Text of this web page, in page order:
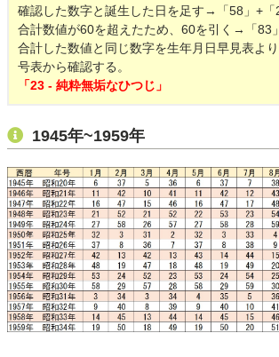
確認した数字と誕生した日を足す→「58」+「
合計数値が60を超えたため、60を引く→「83
合計した数値と同じ数字を生年月日早見表よ
号表から確認する。
「23 - 純粋無垢なひつじ」
1945年~1959年